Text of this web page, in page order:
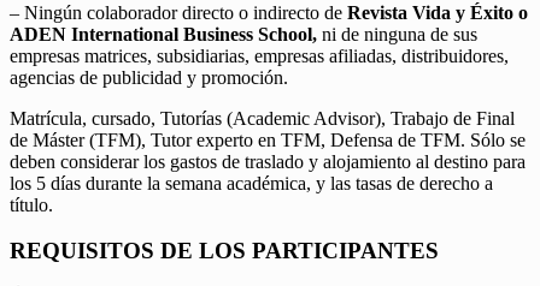
– Ningún colaborador directo o indirecto de Revista Vida y Éxito o
ADEN International Business School, ni de ninguna de sus
empresas matrices, subsidiarias, empresas afiliadas, distribuidores,
agencias de publicidad y promoción.
Matrícula, cursado, Tutorías (Academic Advisor), Trabajo de Final
de Máster (TFM), Tutor experto en TFM, Defensa de TFM. Sólo se
deben considerar los gastos de traslado y alojamiento al destino para
los 5 días durante la semana académica, y las tasas de derecho a
título.
REQUISITOS DE LOS PARTICIPANTES